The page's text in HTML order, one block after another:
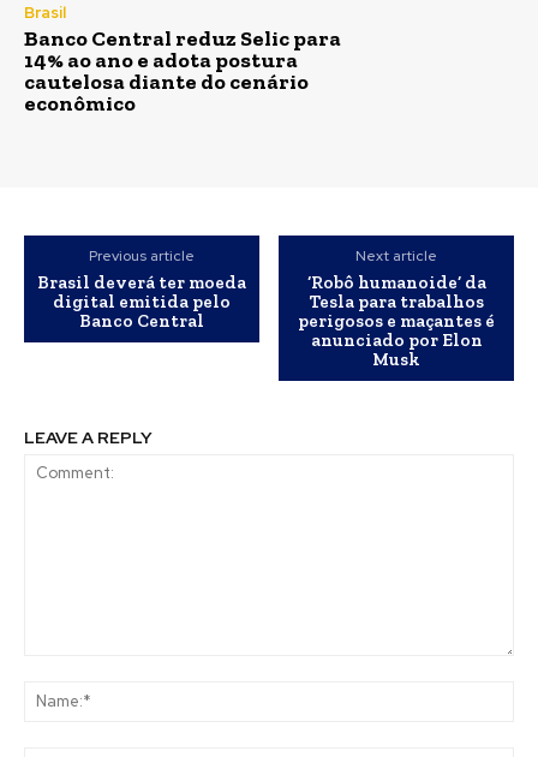
Brasil
Banco Central reduz Selic para
14% ao ano e adota postura
cautelosa diante do cenário
econômico
Previous article
Brasil deverá ter moeda
digital emitida pelo
Banco Central
Next article
‘Robô humanoide’ da
Tesla para trabalhos
perigosos e maçantes é
anunciado por Elon
Musk
LEAVE A REPLY